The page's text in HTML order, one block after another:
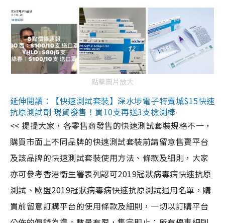
點擊圖片放大
延伸閱讀：【快速測試套裝】深水埗電子特賣城$15快速
抗原測試劑 現貨發售！買10支再送3支檢測棒
<< 提提大家，各零售商發售的快速測試套裝規格不一，
購買市面上不同品牌的快速測試套裝前請留意售賣平台
及該品牌的快速測試套裝使用方法、條款及細則，大家
亦可參考香港衞生署表列認可2019冠狀病毒病快速抗原
測試、歐盟2019冠狀病毒病快速抗原測試通用名單，購
買前留意訂購平台的使用條款及細則，一切以訂購平台